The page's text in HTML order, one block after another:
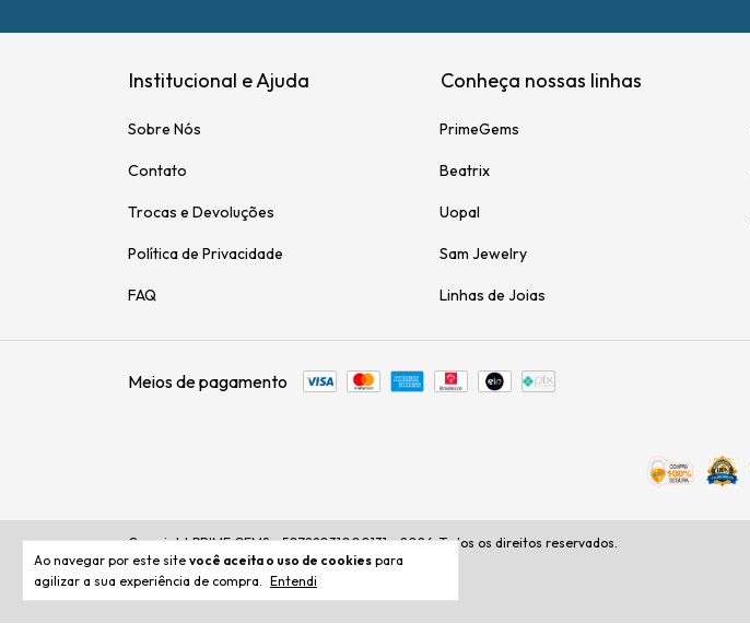
Ao navegar por este site você aceita o uso de cookies para
agilizar a sua experiência de compra. Entendi
Institucional e Ajuda
Sobre Nós
Contato
Trocas e Devoluções
Política de Privacidade
FAQ
Conheça nossas linhas
PrimeGems
Beatrix
Uopal
Sam Jewelry
Linhas de Joias
Meios de pagamento
Copyright PRIME GEMS - 50728031000131 - 2026. Todos os direitos reservados.